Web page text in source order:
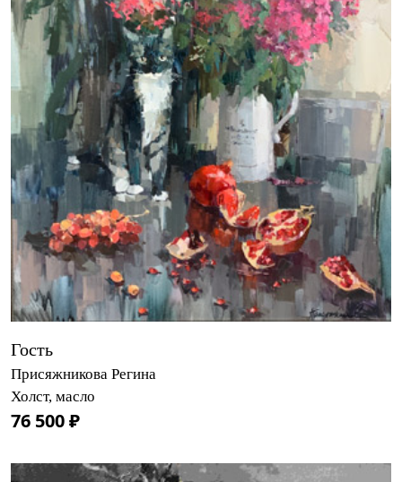
Гость
Присяжникова Регина
Холст, масло
76 500 ₽